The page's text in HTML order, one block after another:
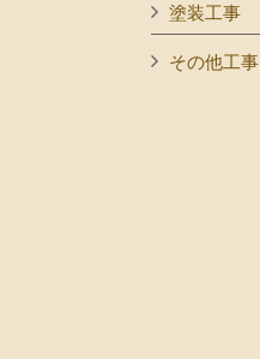
塗装工事
その他工事